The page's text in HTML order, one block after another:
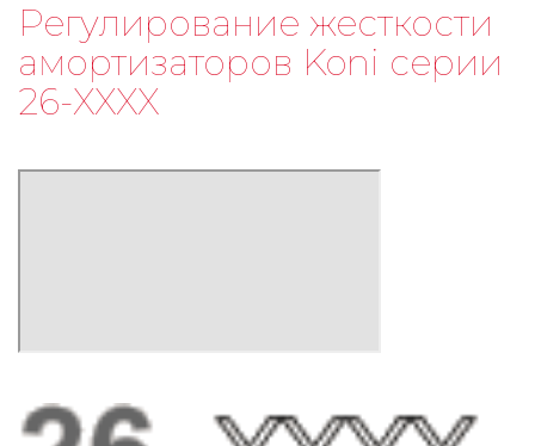
Регулирование жесткости
амортизаторов Koni серии
26-XXXX